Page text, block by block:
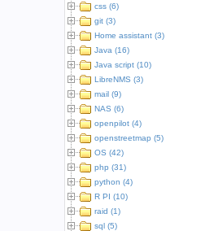
css (6)
git (3)
Home assistant (3)
Java (16)
Java script (10)
LibreNMS (3)
mail (9)
NAS (6)
openpilot (4)
openstreetmap (5)
OS (42)
php (31)
python (4)
R PI (10)
raid (1)
sql (5)